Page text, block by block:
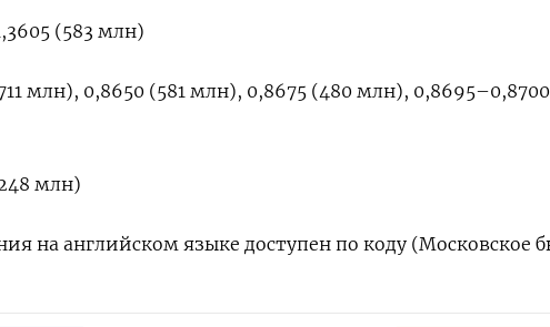
(583 млн)
млн), 0,8650 (581 млн), 0,8675 (480 млн),
млн)
на английском языке доступен по коду (Московское